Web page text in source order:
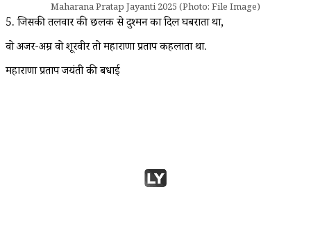
Maharana Pratap Jayanti 2025 (Photo: File Image)
5. जिसकी तलवार की छलक से दुश्मन का दिल घबराता था,
वो अजर-अम्र वो शूरवीर तो महाराणा प्रताप कहलाता था.
महाराणा प्रताप जयंती की बधाई